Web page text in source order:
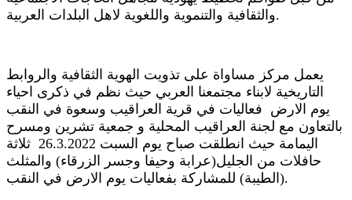
والثقافية والتنموية واللغوية لاهل البلدات العربية.
يعمل مركز مساواة على تذويت الهوية الثقافية والروابط
التاريخية لابناء مجتمعنا العربي حيث نظم في ذكرى احياء
يوم الارض فعاليات في قرية العراقيب وسعوة في النقب
بالتعاون مع لجنة العراقيب المحلية و جمعية تشرين ومسرح
اليمامة حيث انطلقت صباح يوم السبت 26.3.2022 ثلاثة
حافلات من الجليل(عرابة وحيفا وجسر الزرقاء) والمثلث
(الطيبة) للمشاركة بفعاليات يوم الارض في النقب.